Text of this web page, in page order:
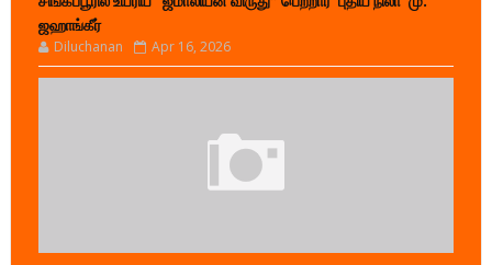
ஜஹாங்கீர்
Diluchanan Apr 16, 2026